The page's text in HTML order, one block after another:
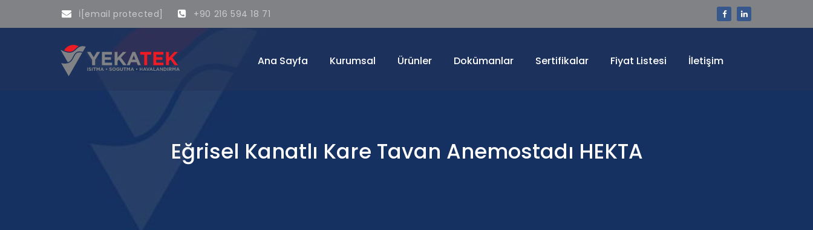
İ [email protected] +90 216 594 18 71
Ana Sayfa Kurumsal Ürünler Dokümanlar Sertifikalar Fiyat Listesi İletişim
Eğrisel Kanatlı Kare Tavan Anemostadı HEKTA